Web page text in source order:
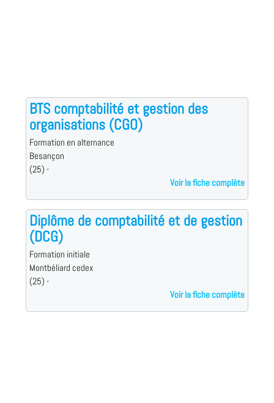
BTS comptabilité et gestion des
organisations (CGO)
Formation en alternance
Besançon
(25) -
Voir la fiche complète
Diplôme de comptabilité et de gestion
(DCG)
Formation initiale
Montbéliard cedex
(25) -
Voir la fiche complète